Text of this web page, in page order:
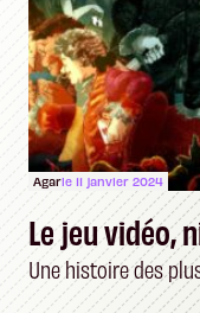
Agarle 11 janvier 2024
Le jeu vidéo,
Une histoire des